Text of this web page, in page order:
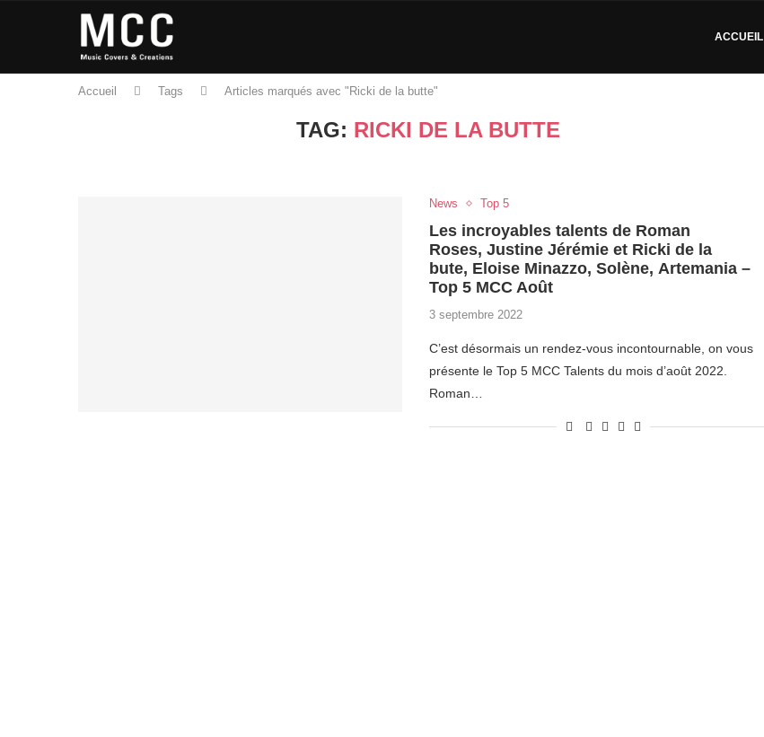
ACCUEIL
Accueil Tags Articles marqués avec "Ricki de la butte"
TAG: RICKI DE LA BUTTE
News Top 5
Les incroyables talents de Roman
Roses, Justine Jérémie et Ricki de la
bute, Eloise Minazzo, Solène, Artemania –
Top 5 MCC Août
3 septembre 2022
C’est désormais un rendez-vous incontournable, on vous
présente le Top 5 MCC Talents du mois d’août 2022.
Roman…